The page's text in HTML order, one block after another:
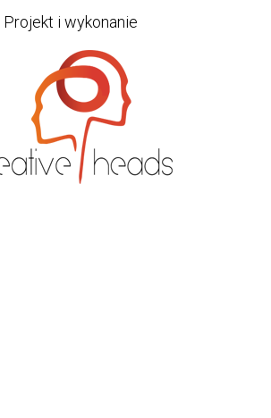
Projekt i wykonanie